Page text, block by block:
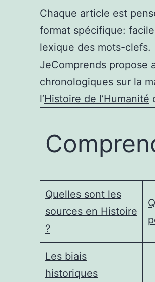
Chaque article est
format spécifique:
lexique des mots-clefs.
JeComprends propose
chronologiques sur la
l’Histoire de l’Humanité
Quelles sont les
sources en Histoire
?
Les biais
historiques